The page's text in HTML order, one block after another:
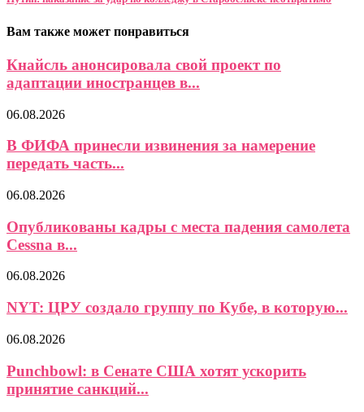
Вам также может понравиться
Кнайсль анонсировала свой проект по
адаптации иностранцев в...
06.08.2026
В ФИФА принесли извинения за намерение
передать часть...
06.08.2026
Опубликованы кадры с места падения самолета
Cessna в...
06.08.2026
NYT: ЦРУ создало группу по Кубе, в которую...
06.08.2026
Punchbowl: в Сенате США хотят ускорить
принятие санкций...